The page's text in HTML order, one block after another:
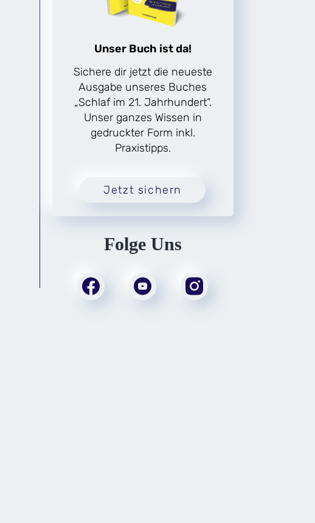
Unser Buch ist da!
Sichere dir jetzt die neueste
Ausgabe unseres Buches
„Schlaf im 21. Jahrhundert“.
Unser ganzes Wissen in
gedruckter Form inkl.
Praxistipps.
Jetzt sichern
Folge Uns